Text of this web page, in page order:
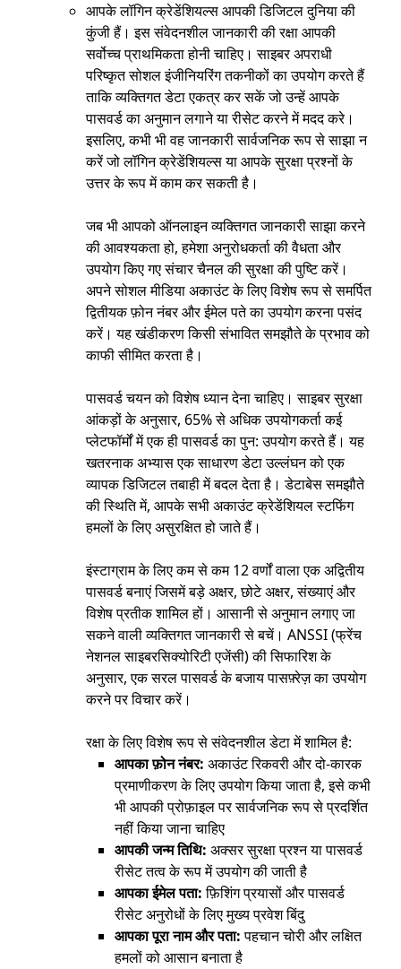
आपके लॉगिन क्रेडेंशियल्स आपकी डिजिटल दुनिया की
कुंजी हैं। इस संवेदनशील जानकारी की रक्षा आपकी
सर्वोच्च प्राथमिकता होनी चाहिए। साइबर अपराधी
परिष्कृत सोशल इंजीनियरिंग तकनीकों का उपयोग करते हैं
ताकि व्यक्तिगत डेटा एकत्र कर सकें जो उन्हें आपके
पासवर्ड का अनुमान लगाने या रीसेट करने में मदद करे।
इसलिए, कभी भी वह जानकारी सार्वजनिक रूप से साझा न
करें जो लॉगिन क्रेडेंशियल्स या आपके सुरक्षा प्रश्नों के
उत्तर के रूप में काम कर सकती है।
जब भी आपको ऑनलाइन व्यक्तिगत जानकारी साझा करने
की आवश्यकता हो, हमेशा अनुरोधकर्ता की वैधता और
उपयोग किए गए संचार चैनल की सुरक्षा की पुष्टि करें।
अपने सोशल मीडिया अकाउंट के लिए विशेष रूप से समर्पित
द्वितीयक फ़ोन नंबर और ईमेल पते का उपयोग करना पसंद
करें। यह खंडीकरण किसी संभावित समझौते के प्रभाव को
काफी सीमित करता है।
पासवर्ड चयन को विशेष ध्यान देना चाहिए। साइबर सुरक्षा
आंकड़ों के अनुसार, 65% से अधिक उपयोगकर्ता कई
प्लेटफॉर्मों में एक ही पासवर्ड का पुन: उपयोग करते हैं। यह
खतरनाक अभ्यास एक साधारण डेटा उल्लंघन को एक
व्यापक डिजिटल तबाही में बदल देता है। डेटाबेस समझौते
की स्थिति में, आपके सभी अकाउंट क्रेडेंशियल स्टफिंग
हमलों के लिए असुरक्षित हो जाते हैं।
इंस्टाग्राम के लिए कम से कम 12 वर्णों वाला एक अद्वितीय
पासवर्ड बनाएं जिसमें बड़े अक्षर, छोटे अक्षर, संख्याएं और
विशेष प्रतीक शामिल हों। आसानी से अनुमान लगाए जा
सकने वाली व्यक्तिगत जानकारी से बचें। ANSSI (फ्रेंच
नेशनल साइबरसिक्योरिटी एजेंसी) की सिफारिश के
अनुसार, एक सरल पासवर्ड के बजाय पासफ़्रेज़ का उपयोग
करने पर विचार करें।
रक्षा के लिए विशेष रूप से संवेदनशील डेटा में शामिल है:
आपका फ़ोन नंबर: अकाउंट रिकवरी और दो-कारक
प्रमाणीकरण के लिए उपयोग किया जाता है, इसे कभी
भी आपकी प्रोफ़ाइल पर सार्वजनिक रूप से प्रदर्शित
नहीं किया जाना चाहिए
आपकी जन्म तिथि: अक्सर सुरक्षा प्रश्न या पासवर्ड
रीसेट तत्व के रूप में उपयोग की जाती है
आपका ईमेल पता:फ़िशिंग प्रयासों और पासवर्ड
रीसेट अनुरोधों के लिए मुख्य प्रवेश बिंदु
आपका पूरा नाम और पता:पहचान चोरी और लक्षित
हमलों को आसान बनाता है